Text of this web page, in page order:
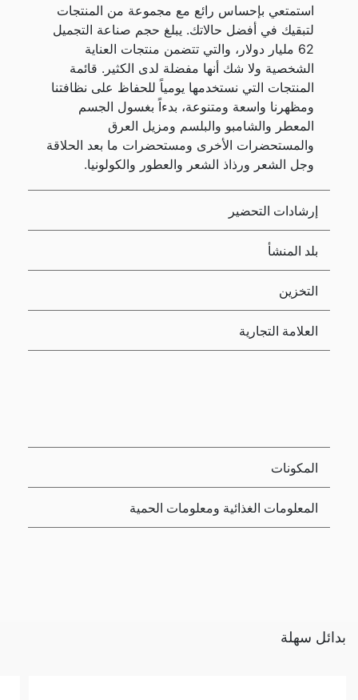
استمتعي بإحساس رائع مع مجموعة من المنتجات
لتبقيك في أفضل حالاتك. يبلغ حجم صناعة التجميل
62 مليار دولار، والتي تتضمن منتجات العناية
الشخصية ولا شك أنها مفضلة لدى الكثير. قائمة
المنتجات التي نستخدمها يومياً للحفاظ على نظافتنا
ومظهرنا واسعة ومتنوعة، بدءاً بغسول الجسم
المعطر والشامبو والبلسم ومزيل العرق
والمستحضرات الأخرى ومستحضرات ما بعد الحلاقة
وجل الشعر ورذاذ الشعر والعطور والكولونيا.
إرشادات التحضير
بلد المنشأ
التخزين
العلامة التجارية
المكونات
المعلومات الغذائية ومعلومات الحمية
بدائل سهلة